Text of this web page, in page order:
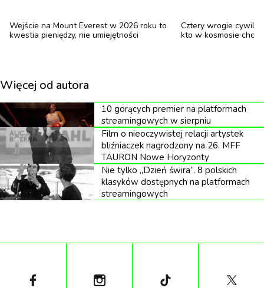
znalazły się między innymi poważne przestępstwa
popełnione z użyciem przemocy. Ustawa obejmuje
również materiały prezentujące naruszenie
nietykalności cielesnej prowadzące do upokorzenia
lub poniżenia innej osoby oraz nielegalne działania
związane z organizacją gier hazardowych.
Jednocześnie ustawodawca przewidział wyjątki.
Przestępstwem nie będą działania podejmowane w
ochrony interesu publicznego.
Niepokojąca skala
Wejście na Mount Everest w 2026 roku to
kwestia pieniędzy, nie umiejętności
Cztery wrogie
kto w kosmosie chce
Więcej od autora
10 gorących premier na platformach
streamingowych w sierpniu
Film o nieoczywistej relacji artystek
bliźniaczek nagrodzony na 26. MFF
TAURON Nowe Horyzonty
Nie tylko „Dzień świra”. 8 polskich
klasyków dostępnych na platformach
streamingowych